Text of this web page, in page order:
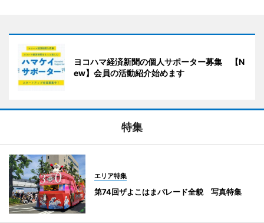
ヨコハマ経済新聞の個人サポーター募集 【N
ew】会員の活動紹介始めます
特集
エリア特集
第74回ザよこはまパレード全貌 写真特集